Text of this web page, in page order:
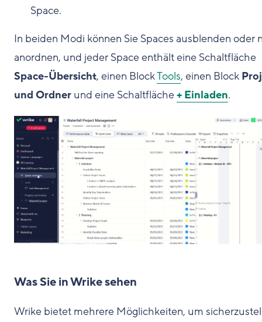
Space.
In beiden Modi können Sie Spaces ausblenden oder
anordnen, und jeder Space enthält eine Schaltfläche
Space-Übersicht, einen BlockTools, einen Block
und Ordner und eine Schaltfläche+ Einladen.
Was Sie in Wrike sehen
Wrike bietet mehrere Möglichkeiten, um